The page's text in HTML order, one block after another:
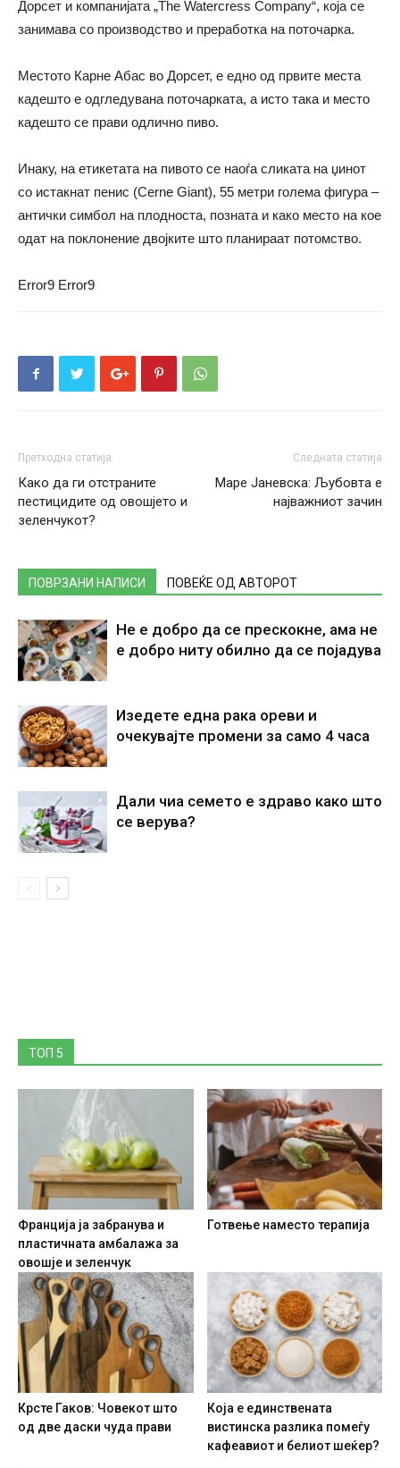
Дорсет и компанијата „The Watercress Company“, која се
занимава со производство и преработка на поточарка.
Местото Карне Абас во Дорсет, е едно од првите места
кадешто е одгледувана поточарката, а исто така и место
кадешто се прави одлично пиво.
Инаку, на етикетата на пивото се наоѓа сликата на џинот
со истакнат пенис (Cerne Giant), 55 метри голема фигура –
антички симбол на плодноста, позната и како место на кое
одат на поклонение двојките што планираат потомство.
Error9 Error9
Претходна статија
Како да ги отстраните
пестицидите од овошјето и
зеленчукот?
Следната статија
Маре Јаневска: Љубовта е
најважниот зачин
ПОВРЗАНИ НАПИСИ ПОВЕЌЕ ОД АВТОРОТ
Не е добро да се прескокне, ама не
е добро ниту обилно да се појадува
Изедете една рака ореви и
очекувајте промени за само 4 часа
Дали чиа семето е здраво како што
се верува?
ТОП 5
Франција ја забранува и
пластичната амбалажа за
овошје и зеленчук
Готвење наместо терапија
Крсте Гаков: Човекот што
од две даски чуда прави
Која е единствената
вистинска разлика помеѓу
кафеавиот и белиот шеќер?